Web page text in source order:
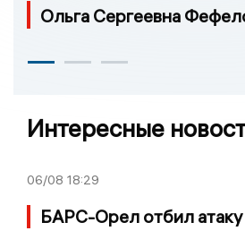
Ольга Сергеевна
Интересные
06/08 18:29
БАРС-Орел отбил